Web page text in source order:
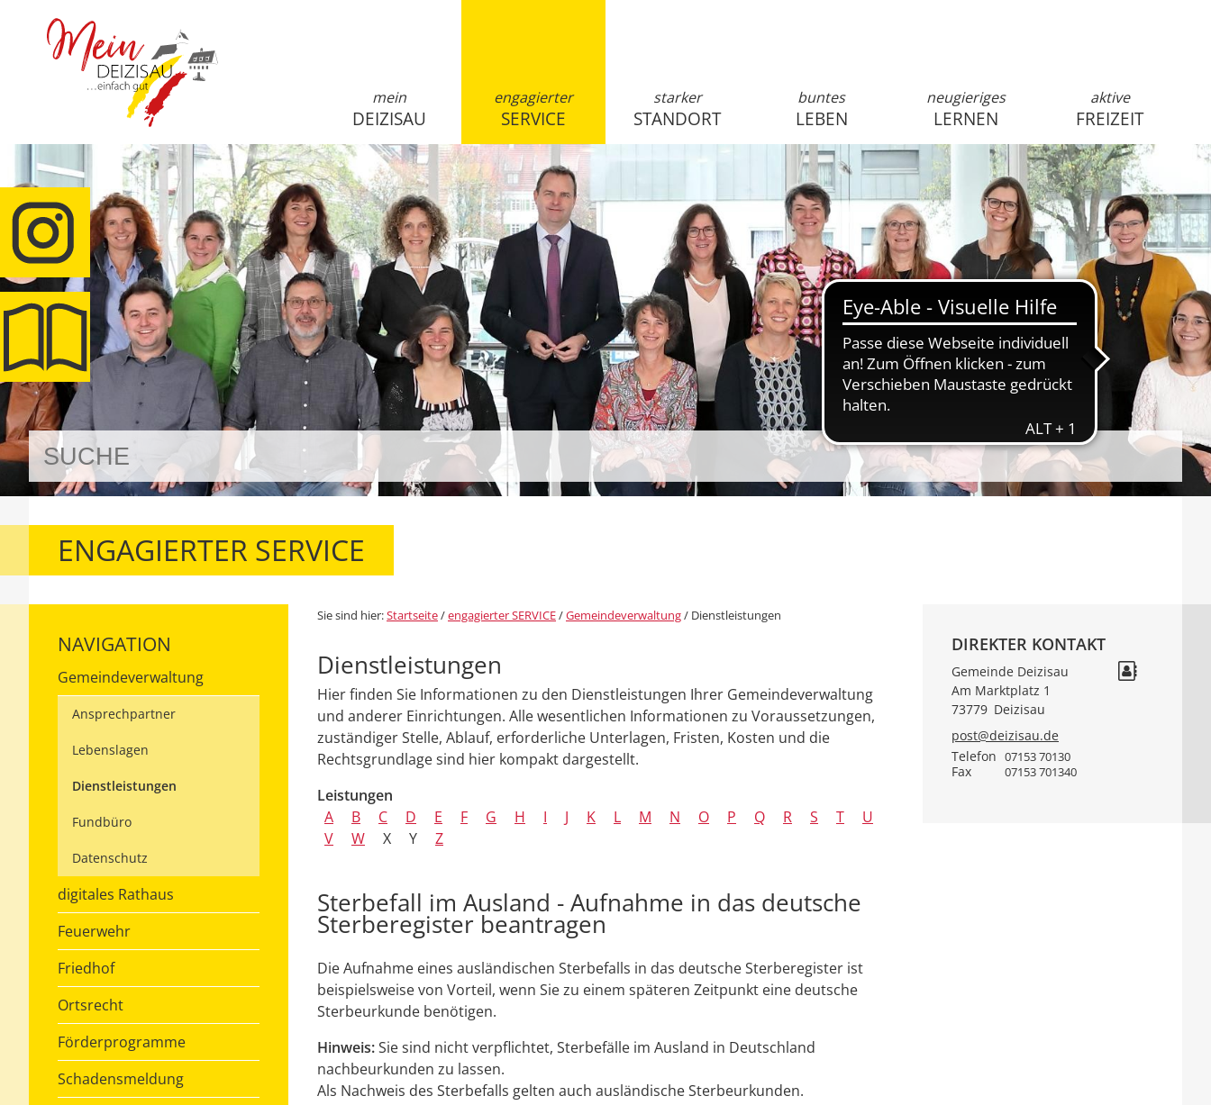
anmelden
mein
DEIZISAU
engagierter
SERVICE
starker
STANDORT
buntes
LEBEN
neugieriges
LERNEN
aktive
FREIZEIT
ENGAGIERTER SERVICE
NAVIGATION
Gemeindeverwaltung
Ansprechpartner
Lebenslagen
Dienstleistungen
Fundbüro
Datenschutz
digitales Rathaus
Feuerwehr
Friedhof
Ortsrecht
Förderprogramme
Schadensmeldung
Sie sind hier:Startseite/engagierter SERVICE/Gemeindeverwaltung/ Dienstleistungen
Dienstleistungen
Hier finden Sie Informationen zu den Dienstleistungen Ihrer Gemeindeverwaltung
und anderer Einrichtungen. Alle wesentlichen Informationen zu Voraussetzungen,
zuständiger Stelle, Ablauf, erforderliche Unterlagen, Fristen, Kosten und die
Rechtsgrundlage sind hier kompakt dargestellt.
Leistungen
A
B C D E F G H I J K L M N O P Q R S T
U
V
W X Y Z
Sterbefall im Ausland - Aufnahme in das deutsche
Sterberegister beantragen
Die Aufnahme eines ausländischen Sterbefalls in das deutsche Sterberegister ist
beispielsweise von Vorteil, wenn Sie zu einem späteren Zeitpunkt eine deutsche
Sterbeurkunde benötigen.
Hinweis:Sie sind nicht verpflichtet, Sterbefälle im Ausland in Deutschland
nachbeurkunden zu lassen.
Als Nachweis des Sterbefalls gelten auch ausländische Sterbeurkunden.
DIREKTER KONTAKT
Gemeinde Deizisau
Am Marktplatz 1
73779 Deizisau
post@deizisau.de
Telefon 07153 70130
Fax 07153 701340